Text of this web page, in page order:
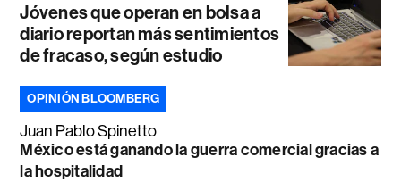
Jóvenes que operan en bolsa a
diario reportan más sentimientos
de fracaso, según estudio
OPINIÓN BLOOMBERG
Juan Pablo Spinetto
México está ganando la guerra comercial gracias a
la hospitalidad